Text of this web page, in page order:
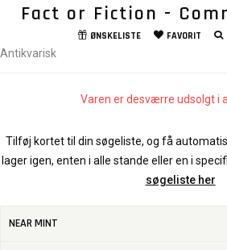
Fact or Fiction -
ØNSKELISTE FAVORIT
Antikvarisk
Varen er desværre udsolgt i
Tilføj kortet til din søgeliste, og få
lager igen, enten i alle stande eller en i
søgeliste her
NEAR MINT